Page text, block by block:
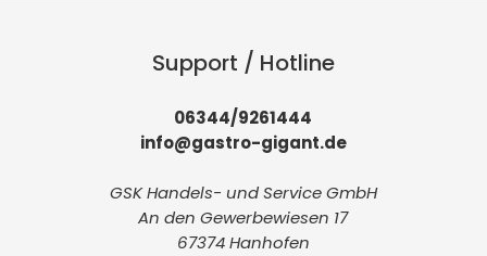
Support / Hotline
06344/9261444
info@gastro-gigant.de
GSK Handels- und Service GmbH
An den Gewerbewiesen 17
67374 Hanhofen